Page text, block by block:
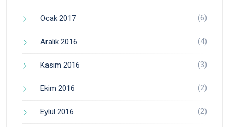
Ocak 2017 (6)
Aralık 2016 (4)
Kasım 2016 (3)
Ekim 2016 (2)
Eylül 2016 (2)